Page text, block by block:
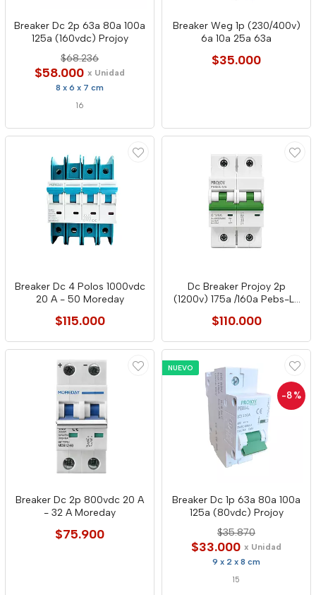
Breaker Dc 2p 63a 80a 100a
125a (160vdc) Projoy
$68.236
$58.000 x Unidad
8 x 6 x 7 cm
16
Breaker Weg 1p (230/400v)
6a 10a 25a 63a
$35.000
Breaker Dc 4 Polos 1000vdc
20 A - 50 Moreday
$115.000
Dc Breaker Projoy 2p
(1200v) 175a /160a Pebs-L-
$110.000
Breaker Dc 2p 800vdc 20 A
- 32 A Moreday
$75.900
NUEVO
-8 %
Breaker Dc 1p 63a 80a 100a
125a (80vdc) Projoy
$35.870
$33.000 x Unidad
9 x 2 x 8 cm
15